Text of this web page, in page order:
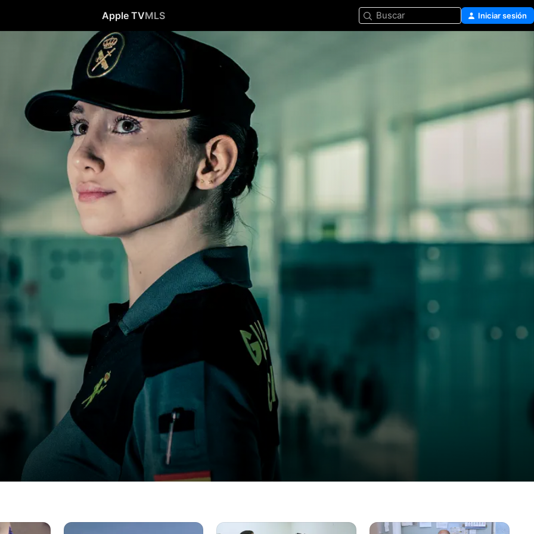
Apple TVMLS Buscar Iniciar sesión